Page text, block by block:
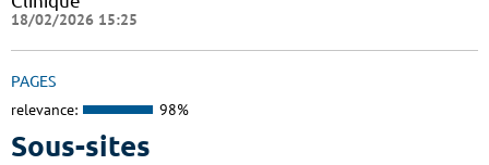
18/02/2026 15:25
PAGES
relevance: 98%
Sous-sites